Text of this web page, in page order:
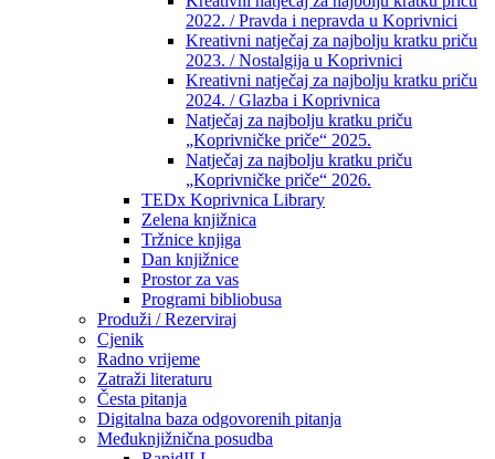
2022. / Pravda i nepravda u Koprivnici
Kreativni natječaj za najbolju kratku priču
2023. / Nostalgija u Koprivnici
Kreativni natječaj za najbolju kratku priču
2024. / Glazba i Koprivnica
Natječaj za najbolju kratku priču
„Koprivničke priče“ 2025.
Natječaj za najbolju kratku priču
„Koprivničke priče“ 2026.
TEDx Koprivnica Library
Zelena knjižnica
Tržnice knjiga
Dan knjižnice
Prostor za vas
Programi bibliobusa
Produži / Rezerviraj
Cjenik
Radno vrijeme
Zatraži literaturu
Česta pitanja
Digitalna baza odgovorenih pitanja
Međuknjižnična posudba